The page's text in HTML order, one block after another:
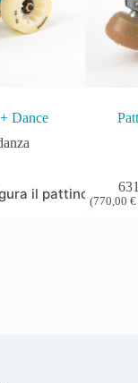
Dance
il pattino (770,00€